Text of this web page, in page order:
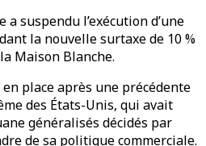
a suspendu l’exécution d’une
la nouvelle surtaxe de 10 %
Maison Blanche.
place après une précédente
des États-Unis, qui avait
généralisés décidés par
de sa politique commerciale.